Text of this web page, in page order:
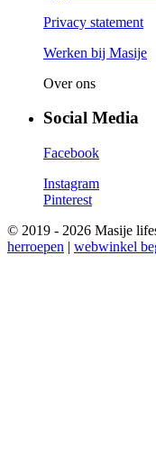
Privacy statement
Werken bij Masije
Over ons
Social Media
Facebook
Instagram
Pinterest
© 2019 - 2026 Masije
herroepen | webwinkel